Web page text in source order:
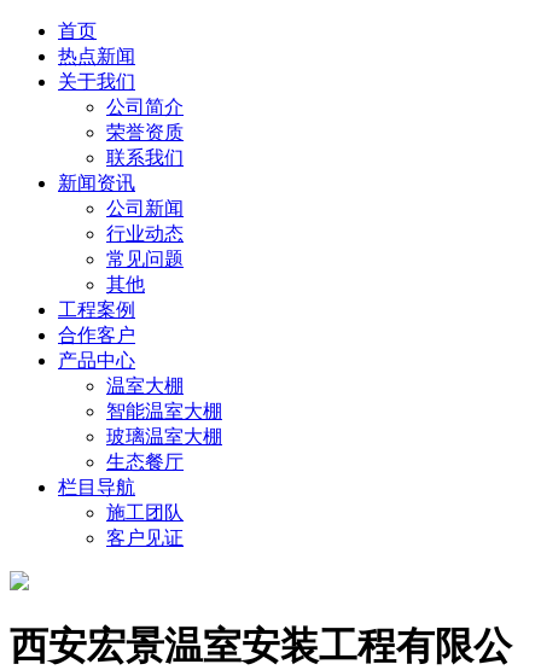
首页
热点新闻
关于我们
公司简介
荣誉资质
联系我们
新闻资讯
公司新闻
行业动态
常见问题
其他
工程案例
合作客户
产品中心
温室大棚
智能温室大棚
玻璃温室大棚
生态餐厅
栏目导航
施工团队
客户见证
西安宏景温室安装工程有限公